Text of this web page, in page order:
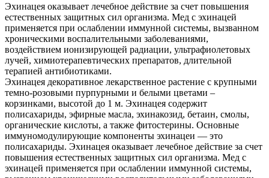
Эхинацея оказывает лечебное действие за счет повышения
естественных защитных сил организма. Мед с эхинацей
применяется при ослаблении иммунной системы, вызванном
хроническими воспалительными заболеваниями,
воздействием ионизирующей радиации, ультрафиолетовых
лучей, химиотерапевтических препаратов, длительной
терапией антибиотиками.
Эхинацея декоративное лекарственное растение с крупными
темно-розовыми пурпурными и белыми цветами –
корзинками, высотой до 1 м. Эхинацея содержит
полисахариды, эфирные масла, эхинакозид, бетаин, смолы,
органические кислоты, а также фитостерины. Основные
иммуномодулирующие компоненты эхинацеи — это
полисахариды. Эхинацея оказывает лечебное действие за счет
повышения естественных защитных сил организма. Мед с
эхинацей применяется при ослаблении иммунной системы,